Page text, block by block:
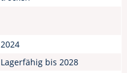
2024
Lagerfähig bis 2028